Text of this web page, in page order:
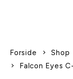
Forside Shop
Falcon Eyes